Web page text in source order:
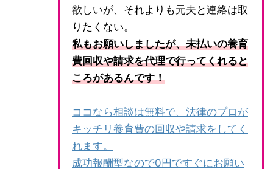
欲しいが、それよりも元夫と連絡は取
りたくない。
私もお願いしましたが、未払いの養育
費回収や請求を代理で行ってくれると
ころがあるんです！
ココなら相談は無料で、法律のプロが
キッチリ養育費の回収や請求をしてく
れます。
成功報酬型なので0円ですぐにお願い